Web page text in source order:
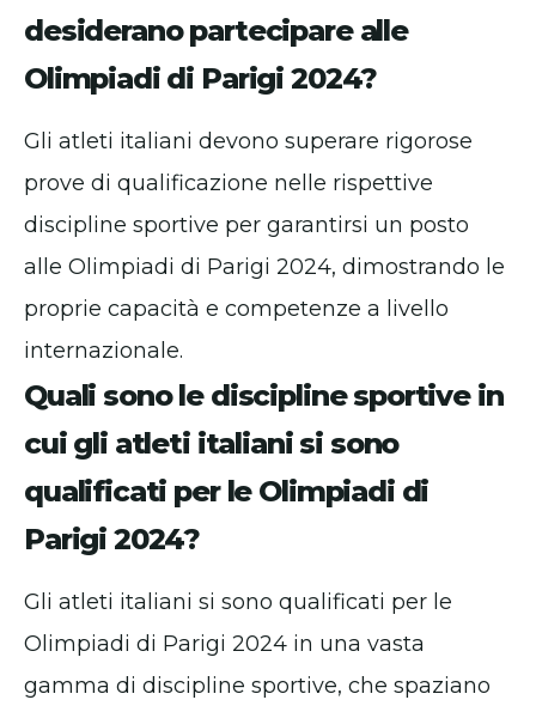
desiderano partecipare alle
Olimpiadi di Parigi 2024?
Gli atleti italiani devono superare rigorose
prove di qualificazione nelle rispettive
discipline sportive per garantirsi un posto
alle Olimpiadi di Parigi 2024, dimostrando le
proprie capacità e competenze a livello
internazionale.
Quali sono le discipline sportive in
cui gli atleti italiani si sono
qualificati per le Olimpiadi di
Parigi 2024?
Gli atleti italiani si sono qualificati per le
Olimpiadi di Parigi 2024 in una vasta
gamma di discipline sportive, che spaziano